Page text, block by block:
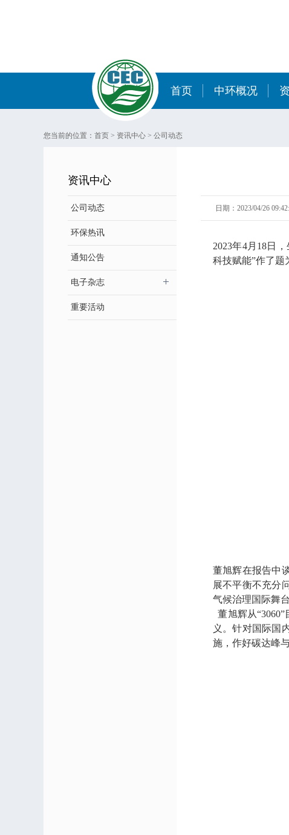
首页 中环概况
您当前的位置： 首页 > 资讯中心 > 公司动态
资讯中心
公司动态
环保热讯
通知公告
电子杂志
重要活动
日期：2023/04/26
2023年4月18日
科技赋能”作了题
董旭辉在报告中
展不平衡不充分
气候治理国际舞
董旭辉从
义。针对国际国
施，作好碳达峰